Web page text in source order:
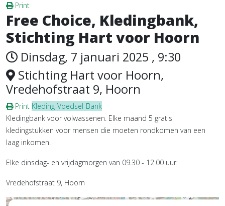
Print
Free Choice, Kledingbank,
Stichting Hart voor Hoorn
Dinsdag, 7 januari 2025 , 9:30
Stichting Hart voor Hoorn,
Vredehofstraat 9, Hoorn
Print Kleding-Voedsel-Bank
Kledingbank voor volwassenen. Elke maand 5 gratis
kledingstukken voor mensen die moeten rondkomen van een
laag inkomen.
Elke dinsdag- en vrijdagmorgen van 09.30 - 12.00 uur
Vredehofstraat 9, Hoorn